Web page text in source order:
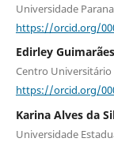
Universidade
https://orcid.org/
Edirley
Centro Universitário
https://orcid.org/
Karina Alves da
Universidade